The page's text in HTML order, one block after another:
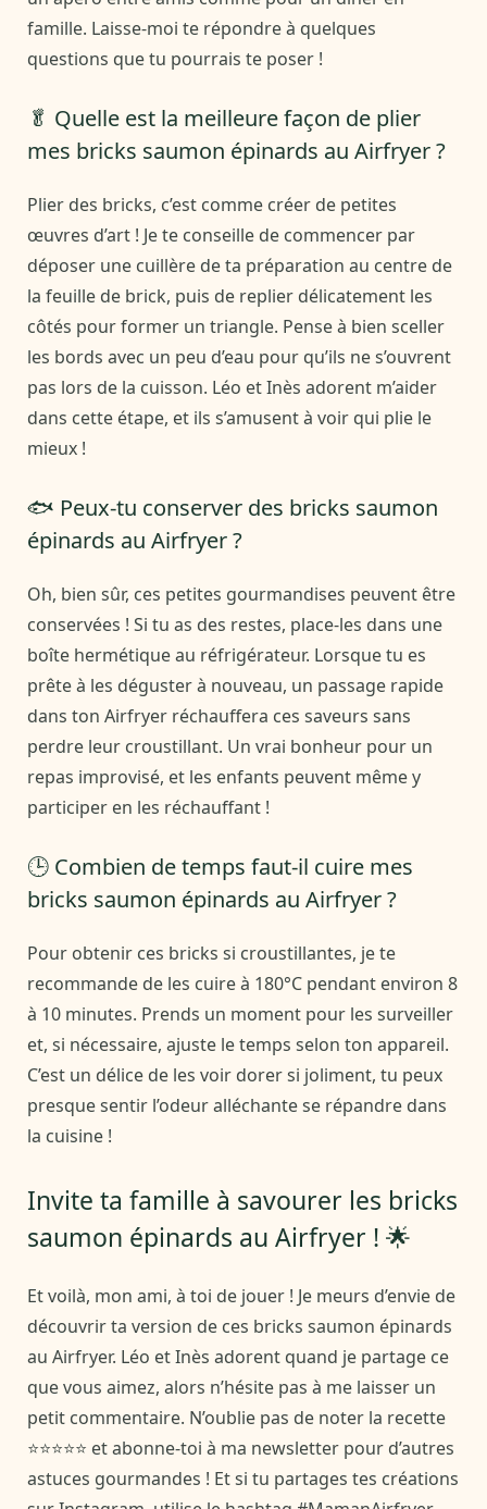
famille. Laisse-moi te répondre à quelques
questions que tu pourrais te poser !
🥬 Quelle est la meilleure façon de plier
mes bricks saumon épinards au Airfryer ?
Plier des bricks, c’est comme créer de petites
œuvres d’art ! Je te conseille de commencer par
déposer une cuillère de ta préparation au centre de
la feuille de brick, puis de replier délicatement les
côtés pour former un triangle. Pense à bien sceller
les bords avec un peu d’eau pour qu’ils ne s’ouvrent
pas lors de la cuisson. Léo et Inès adorent m’aider
dans cette étape, et ils s’amusent à voir qui plie le
mieux !
🐟 Peux-tu conserver des bricks saumon
épinards au Airfryer ?
Oh, bien sûr, ces petites gourmandises peuvent être
conservées ! Si tu as des restes, place-les dans une
boîte hermétique au réfrigérateur. Lorsque tu es
prête à les déguster à nouveau, un passage rapide
dans ton Airfryer réchauffera ces saveurs sans
perdre leur croustillant. Un vrai bonheur pour un
repas improvisé, et les enfants peuvent même y
participer en les réchauffant !
🕒 Combien de temps faut-il cuire mes
bricks saumon épinards au Airfryer ?
Pour obtenir ces bricks si croustillantes, je te
recommande de les cuire à 180°C pendant environ 8
à 10 minutes. Prends un moment pour les surveiller
et, si nécessaire, ajuste le temps selon ton appareil.
C’est un délice de les voir dorer si joliment, tu peux
presque sentir l’odeur alléchante se répandre dans
la cuisine !
Invite ta famille à savourer les bricks
saumon épinards au Airfryer ! 🌟
Et voilà, mon ami, à toi de jouer ! Je meurs d’envie de
découvrir ta version de ces bricks saumon épinards
au Airfryer. Léo et Inès adorent quand je partage ce
que vous aimez, alors n’hésite pas à me laisser un
petit commentaire. N’oublie pas de noter la recette
⭐⭐⭐⭐⭐ et abonne-toi à ma newsletter pour d’autres
astuces gourmandes ! Et si tu partages tes créations